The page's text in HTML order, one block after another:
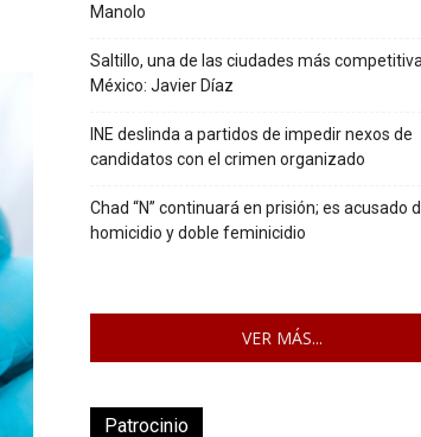
Manolo
Saltillo, una de las ciudades más
México: Javier Díaz
INE deslinda a partidos de impedir nexos de
candidatos con el crimen organizado
Chad “N” continuará en prisión; es acusado
homicidio y doble feminicidio
VER MÁS...
Patrocinio